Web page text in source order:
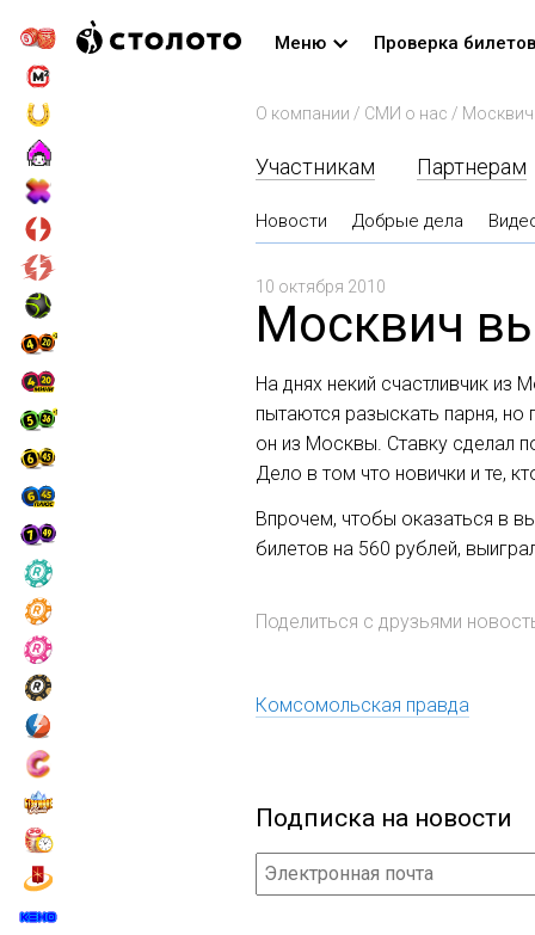
Меню Проверка билетов
О компании / СМИ о нас /
Участникам Партнерам
Новости Добрые дела
10 октября 2010
Москвич
На днях некий счастливчик
пытаются разыскать парня,
он из Москвы. Ставку сделал
Дело в том что новички и те,
Впрочем, чтобы оказаться в
билетов на 560 рублей,
Поделиться с друзьями
Комсомольская правда
Подписка на новости